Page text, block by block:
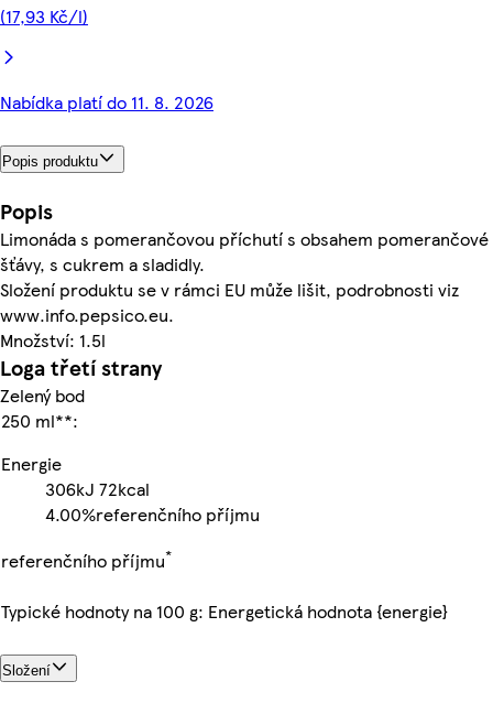
(17,93 Kč/l)
Nabídka platí do 11. 8. 2026
Popis produktu
Popis
Limonáda s pomerančovou příchutí s obsahem pomerančové
šťávy, s cukrem a sladidly.
Složení produktu se v rámci EU může lišit, podrobnosti viz
www.info.pepsico.eu.
Množství: 1.5l
Loga třetí strany
Zelený bod
250 ml**:
Energie
306kJ 72kcal
4.00%referenčního příjmu
referenčního příjmu*
Typické hodnoty na 100 g: Energetická hodnota {energie}
Složení